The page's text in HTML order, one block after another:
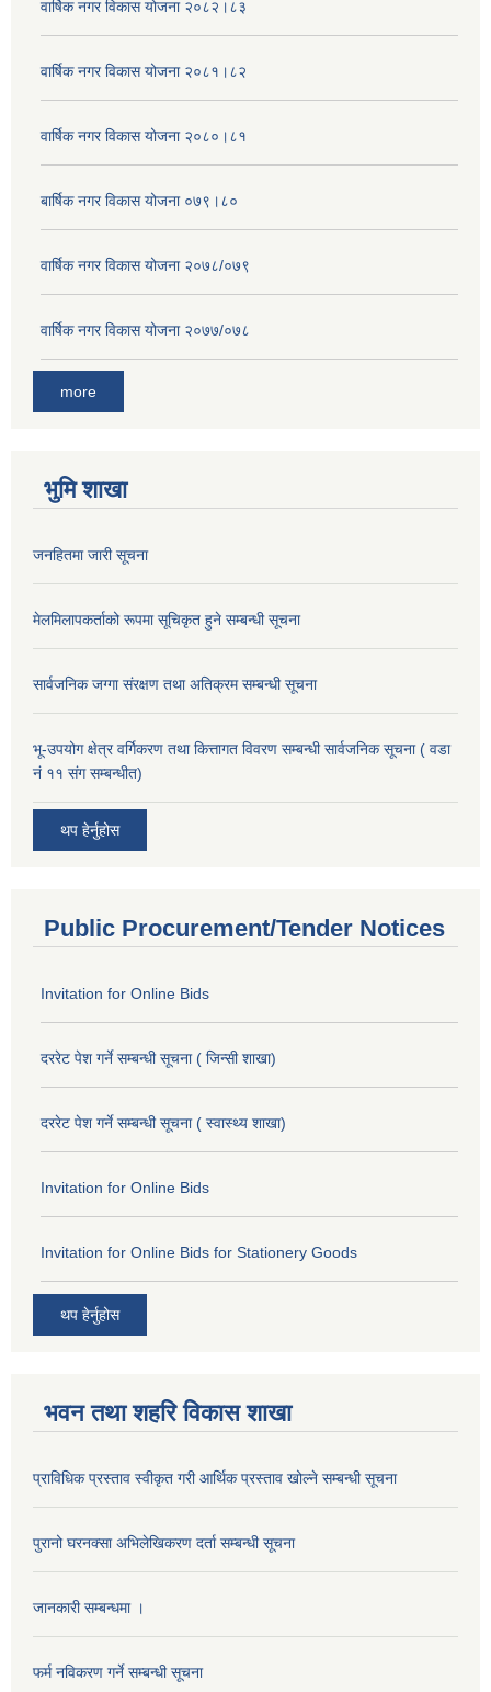
वार्षिक नगर विकास योजना २०८२।८३
वार्षिक नगर विकास योजना २०८१।८२
वार्षिक नगर विकास योजना २०८०।८१
बार्षिक नगर विकास योजना ०७९।८०
वार्षिक नगर विकास योजना २०७८/०७९
वार्षिक नगर विकास योजना २०७७/०७८
more
भुमि शाखा
जनहितमा जारी सूचना
मेलमिलापकर्ताको रूपमा सूचिकृत हुने सम्बन्धी सूचना
सार्वजनिक जग्गा संरक्षण तथा अतिक्रम सम्बन्धी सूचना
भू-उपयोग क्षेत्र वर्गिकरण तथा कित्तागत विवरण सम्बन्धी सार्वजनिक सूचना ( वडा
नं ११ संग सम्बन्धीत)
थप हेर्नुहोस
Public Procurement/Tender Notices
Invitation for Online Bids
दररेट पेश गर्ने सम्बन्धी सूचना ( जिन्सी शाखा)
दररेट पेश गर्ने सम्बन्धी सूचना ( स्वास्थ्य शाखा)
Invitation for Online Bids
Invitation for Online Bids for Stationery Goods
थप हेर्नुहोस
भवन तथा शहरि विकास शाखा
प्राविधिक प्रस्ताव स्वीकृत गरी आर्थिक प्रस्ताव खोल्ने सम्बन्धी सूचना
पुरानो घरनक्सा अभिलेखिकरण दर्ता सम्बन्धी सूचना
जानकारी सम्बन्धमा ।
फर्म नविकरण गर्ने सम्बन्धी सूचना